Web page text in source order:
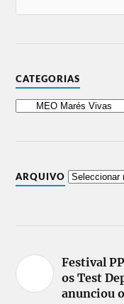
CATEGORIAS
ARQUIVO
Festival
os Test
anunciou